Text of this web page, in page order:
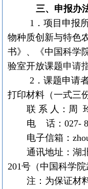
三、申报办
1 ．项目申报
物种质创新与特色
书》、《中国科学
验室开放课题申请
2 ．课题申请
打印材料（一式三
联 系 人：周
电
话：027-
电子信箱：
通讯地址：湖
201号（中国科学院
注：为保证材